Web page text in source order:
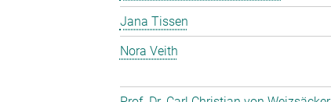
Jana Tissen
Nora Veith